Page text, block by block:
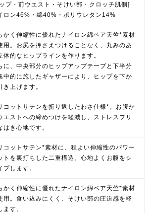
プ・前ウエスト・そけい部・クロッチ肌側]
ロン46%・綿40%・ポリウレタン14%
かく伸縮性に優れたナイロン綿ベア天竺*素材
用。お尻を押さえつけることなく、丸みのあ
体的なヒップラインを作ります。
に、中央部分のヒップアップテープと下半分
中的に施したギャザーにより、ヒップを下か
き上げます。
コットサテンを折り返したわさ仕様*。お腹か
エストへの締めつけを軽減し、ストレスフリ
はき心地です。
コットサテン*素材に、程よい伸縮性のパワー
トを裏打ちした二重構造。心地よくお腹をシ
プします。
かく伸縮性に優れたナイロン綿ベア天竺*素材
用。食い込みにくく、そけい部の圧迫感を軽
ます。